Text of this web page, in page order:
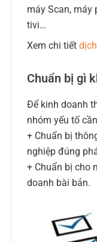
máy Scan, máy
tivi…
Xem chi tiết
Chuẩn bị gì
Để kinh doanh
nhóm yếu tố
+ Chuẩn bị
nghiệp đúng
+ Chuẩn bị cho
doanh bài bản.